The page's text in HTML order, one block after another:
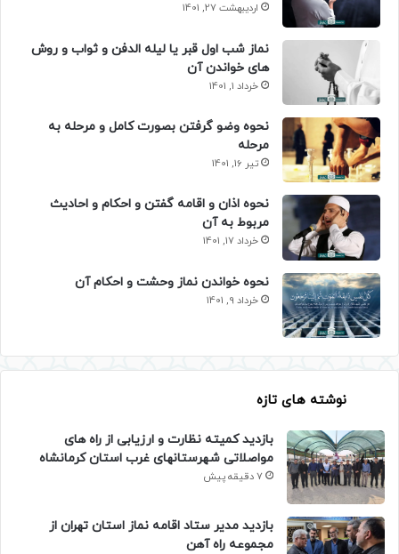
اردیبهشت 27, 1401
نماز شب اول قبر یا لیله الدفن و ثواب و روش
های خواندن آن
خرداد 1, 1401
نحوه وضو گرفتن بصورت کامل و مرحله به
مرحله
تیر 16, 1401
نحوه اذان و اقامه گفتن و احکام و احادیث
مربوط به آن
خرداد 17, 1401
نحوه خواندن نماز وحشت و احکام آن
خرداد 9, 1401
نوشته های تازه
بازدید کمیته نظارت و ارزیابی از راه های
مواصلاتی شهرستانهای غرب استان کرمانشاه
7 دقیقه پیش
بازدید مدیر ستاد اقامه نماز استان تهران از
مجموعه راه آهن